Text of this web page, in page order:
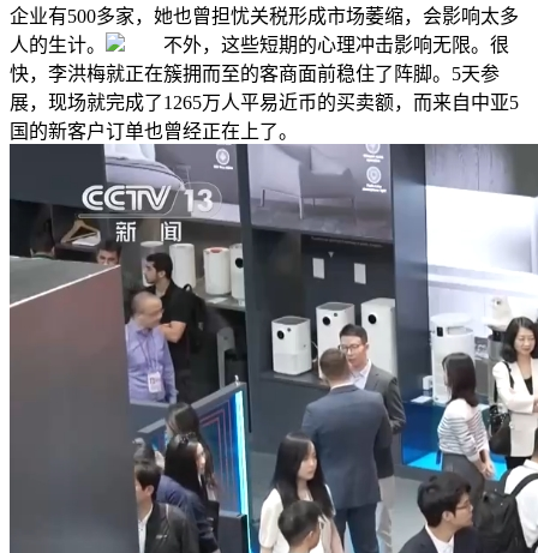
企业有500多家，她也曾担忧关税形成市场萎缩，会影响太多
人的生计。
不外，这些短期的心理冲击影响无限。很
快，李洪梅就正在簇拥而至的客商面前稳住了阵脚。5天参
展，现场就完成了1265万人平易近币的买卖额，而来自中亚5
国的新客户订单也曾经正在上了。